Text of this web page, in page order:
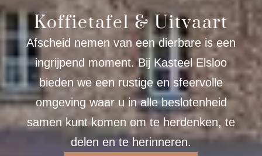
Koffietafel & Uitvaart
Afscheid nemen van een dierbare is een
ingrijpend moment. Bij Kasteel Elsloo
bieden we een rustige en sfeervolle
omgeving waar u in alle beslotenheid
samen kunt komen om te herdenken, te
delen en te herinneren.